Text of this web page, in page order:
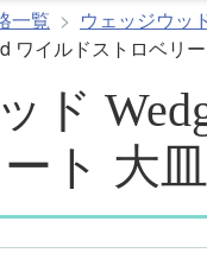
一覧
ウェッジウッ
ワイルドストロベリ
ド
ト 大